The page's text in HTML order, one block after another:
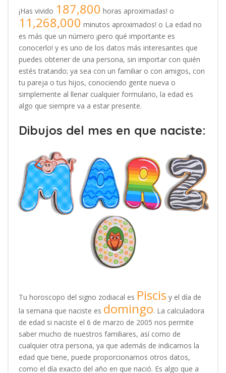
¡Has vivido 187,800 horas aproximadas! o
11,268,000 minutos aproximados! o La edad no
es más que un número ¡pero qué importante es
conocerlo! y es uno de los datos más interesantes que
puedes obtener de una persona, sin importar con quién
estés tratando; ya sea con un familiar o con amigos, con
tu pareja o tus hijos, conociendo gente nueva o
simplemente al llenar cualquier formulario, la edad es
algo que siempre va a estar presente.
Dibujos del mes en que naciste:
Tu horoscopo del signo zodiacal es Piscis y el día de
la semana que naciste es domingo. La calculadora
de edad si naciste el 6 de marzo de 2005 nos permite
saber mucho de nuestros familiares, así como de
cualquier otra persona, ya que además de indicarnos la
edad que tiene, puede proporcionarnos otros datos,
como el día exacto del año en que nació. Es algo que a